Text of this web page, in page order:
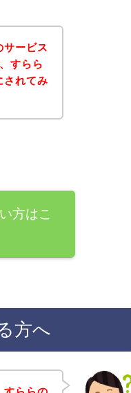
サービス
すらら
されてみ
方はこ
方へ